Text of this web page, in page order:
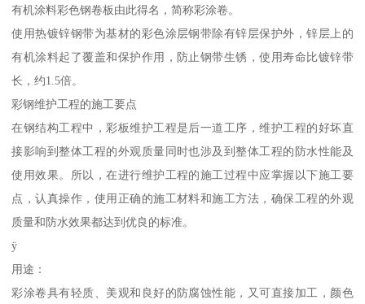
有机涂料彩色钢卷板由此得名，简称彩涂卷。
使用热镀锌钢带为基材的彩色涂层钢带除有锌层保护外，锌层上的
有机涂料起了覆盖和保护作用，防止钢带生锈，使用寿命比镀锌带
长，约1.5倍。
彩钢维护工程的施工要点
在钢结构工程中，彩板维护工程是后一道工序，维护工程的好坏直
接影响到整体工程的外观质量同时也涉及到整体工程的防水性能及
使用效果。所以，在进行维护工程的施工过程中应掌握以下施工要
点，认真操作，使用正确的施工材料和施工方法，确保工程的外观
质量和防水效果都达到优良的标准。
ÿ
用途：
彩涂卷具有轻质、美观和良好的防腐蚀性能，又可直接加工，颜色